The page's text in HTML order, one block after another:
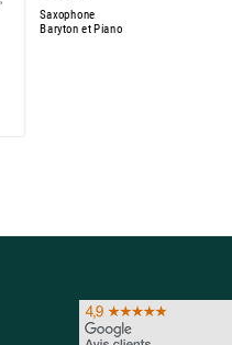
Saxophone
Baryton et Piano